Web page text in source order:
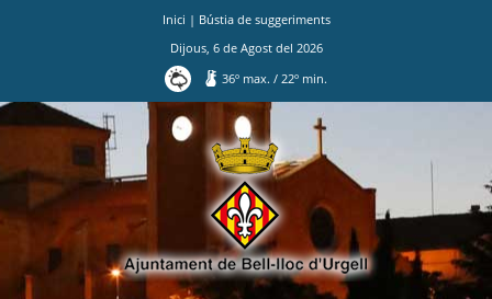
Inici | Bústia de suggeriments
Dijous, 6de Agostdel 2026
36º max./ 22º min.